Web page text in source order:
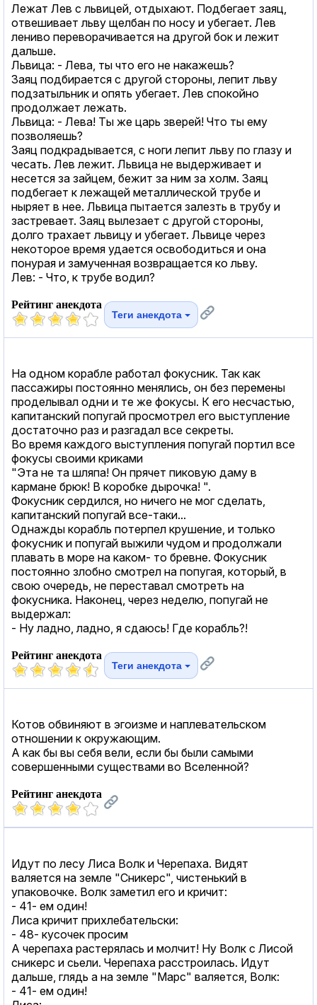
Лежат Лев с львицей, отдыхают. Подбегает заяц,
отвешивает льву щелбан по носу и убегает. Лев
лениво переворачивается на другой бок и лежит
дальше.
Львица: - Лева, ты что его не накажешь?
Заяц подбирается с другой стороны, лепит льву
подзатыльник и опять убегает. Лев спокойно
продолжает лежать.
Львица: - Лева! Ты же царь зверей! Что ты ему
позволяешь?
Заяц подкрадывается, с ноги лепит льву по глазу и
чесать. Лев лежит. Львица не выдерживает и
несется за зайцем, бежит за ним за холм. Заяц
подбегает к лежащей металлической трубе и
ныряет в нее. Львица пытается залезть в трубу и
застревает. Заяц вылезает с другой стороны,
долго трахает львицу и убегает. Львице через
некоторое время удается освободиться и она
понурая и замученная возвращается ко льву.
Лев: - Что, к трубе водил?
Рейтинг анекдота
Теги анекдота
На одном корабле работал фокусник. Так как
пассажиры постоянно менялись, он без перемены
проделывал одни и те же фокусы. К его несчастью,
капитанский попугай просмотрел его выступление
достаточно раз и разгадал все секреты.
Во время каждого выступления попугай портил все
фокусы своими криками
"Эта не та шляпа! Он прячет пиковую даму в
кармане брюк! В коробке дырочка! ".
Фокусник сердился, но ничего не мог сделать,
капитанский попугай все-таки...
Однажды корабль потерпел крушение, и только
фокусник и попугай выжили чудом и продолжали
плавать в море на каком- то бревне. Фокусник
постоянно злобно смотрел на попугая, который, в
свою очередь, не переставал смотреть на
фокусника. Наконец, через неделю, попугай не
выдержал:
- Ну ладно, ладно, я сдаюсь! Где корабль?!
Рейтинг анекдота
Теги анекдота
Котов обвиняют в эгоизме и наплевательском
отношении к окружающим.
А как бы вы себя вели, если бы были самыми
совершенными существами во Вселенной?
Рейтинг анекдота
Идут по лесу Лиса Волк и Черепаха. Видят
валяется на земле "Сникерс", чистенький в
упаковочке. Волк заметил его и кричит:
- 41- ем один!
Лиса кричит прихлебательски:
- 48- кусочек просим
А черепаха растерялась и молчит! Ну Волк с Лисой
сникерс и сьели. Черепаха расстроилась. Идут
дальше, глядь а на земле "Марс" валяется, Волк:
- 41- ем один!